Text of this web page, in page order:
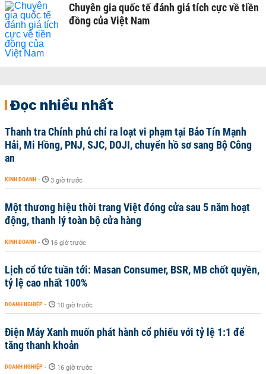
Chuyên gia quốc tế đánh giá tích cực về tiền
đồng của Việt Nam
Đọc nhiều nhất
Thanh tra Chính phủ chỉ ra loạt vi phạm tại Bảo Tín Mạnh
Hải, Mi Hồng, PNJ, SJC, DOJI, chuyển hồ sơ sang Bộ Công
an
KINH DOANH - 3 giờ trước
Một thương hiệu thời trang Việt đóng cửa sau 5 năm hoạt
động, thanh lý toàn bộ cửa hàng
KINH DOANH - 16 giờ trước
Lịch cổ tức tuần tới: Masan Consumer, BSR, MB chốt quyền,
tỷ lệ cao nhất 100%
DOANH NGHIỆP - 10 giờ trước
Điện Máy Xanh muốn phát hành cổ phiếu với tỷ lệ 1:1 để
tăng thanh khoản
DOANH NGHIỆP - 16 giờ trước